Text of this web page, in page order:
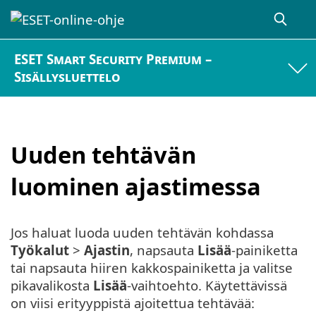
ESET Smart Security Premium –
Sisällysluettelo
Uuden tehtävän
luominen ajastimessa
Jos haluat luoda uuden tehtävän kohdassa
Työkalut > Ajastin, napsauta Lisää-painiketta
tai napsauta hiiren kakkospainiketta ja valitse
pikavalikosta Lisää-vaihtoehto. Käytettävissä
on viisi erityyppistä ajoitettua tehtävää: